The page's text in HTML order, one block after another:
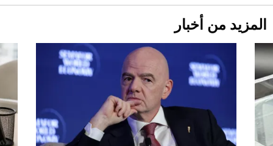
Aston Martin Valiant: على هوى الأبطال
المزيد من أخبار